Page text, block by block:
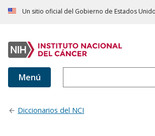
Un sitio oficial del Gobierno de Estados
Menú
Diccionarios del NCI